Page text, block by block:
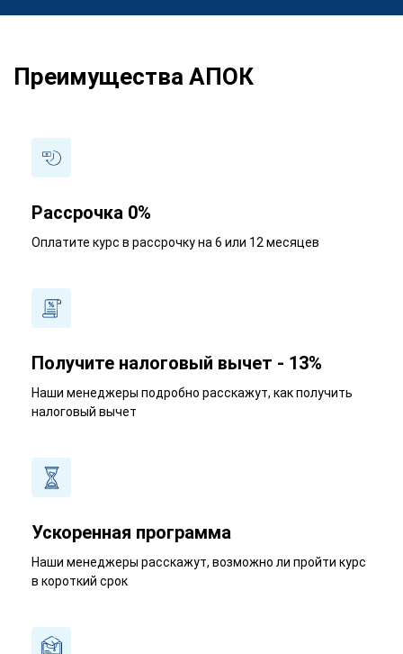
Преимущества АПОК
Рассрочка 0%
Оплатите курс в рассрочку на 6 или 12 месяцев
Получите налоговый вычет - 13%
Наши менеджеры подробно расскажут, как получить
налоговый вычет
Ускоренная программа
Наши менеджеры расскажут, возможно ли пройти курс
в короткий срок